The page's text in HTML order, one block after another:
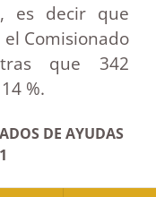
es decir que
Comisionado
que 342
%.
DE AYUDAS